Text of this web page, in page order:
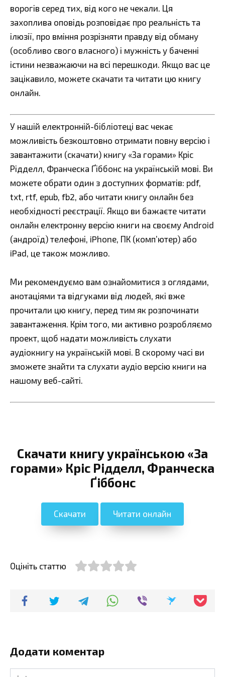
ворогів серед тих, від кого не чекали. Ця
захоплива оповідь розповідає про реальність та
ілюзії, про вміння розрізняти правду від обману
(особливо свого власного) і мужність у баченні
істини незважаючи на всі перешкоди. Якщо вас це
зацікавило, можете скачати та читати цю книгу
онлайн.
У нашій електронній-бібліотеці вас чекає
можливість безкоштовно отримати повну версію і
завантажити (скачати) книгу «За горами» Кріс
Рідделл, Франческа Ґіббонс на українській мові. Ви
можете обрати один з доступних форматів: pdf,
txt, rtf, epub, fb2, або читати книгу онлайн без
необхідності реєстрації. Якщо ви бажаєте читати
онлайн електронну версію книги на своєму Android
(андроїд) телефоні, iPhone, ПК (комп’ютер) або
iPad, це також можливо.
Ми рекомендуємо вам ознайомитися з оглядами,
анотаціями та відгуками від людей, які вже
прочитали цю книгу, перед тим як розпочинати
завантаження. Крім того, ми активно розробляємо
проект, щоб надати можливість слухати
аудіокнигу на українській мові. В скорому часі ви
зможете знайти та слухати аудіо версію книги на
нашому веб-сайті.
Скачати книгу українською «За
горами» Кріс Рідделл, Франческа
Ґіббонс
Скачати Читати онлайн
Оцініть статтю
Додати коментар
Ім'я